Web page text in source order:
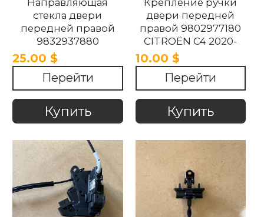
Направляющая
стекла двери
передней правой
9832937880
CITROËN C4 2020-
2025
25.00 $
Перейти
Купить
Крепление ручки
двери передней
правой 9802977180
CITROËN C4 2020-
2025 .
10.00 $
Перейти
Купить